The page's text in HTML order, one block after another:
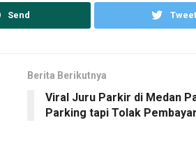
Send Tweet
Berita Berikutnya
Viral Juru Parkir di Medan
Parking tapi Tolak